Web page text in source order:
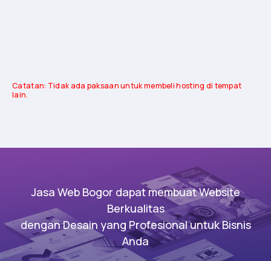
Catatan: Tidak ada paksaan untuk membeli hosting di tempat
lain.
Jasa Web Bogor dapat membuat Website
Berkualitas
dengan Desain yang Profesional untuk Bisnis
Anda